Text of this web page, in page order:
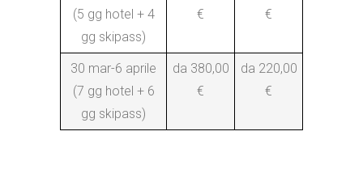
(5 gg hotel + 4
gg skipass)
€
€
30 mar-6 aprile
(7 gg hotel + 6
gg skipass)
da 380,00
€
da 220,00
€